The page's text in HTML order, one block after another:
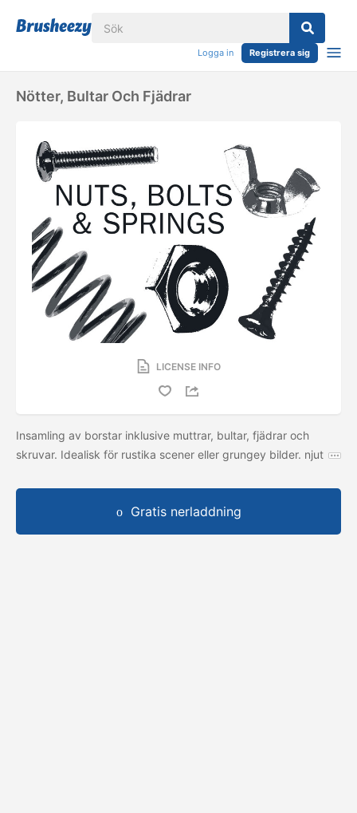
Logga in Registrera sig
Nötter, Bultar Och Fjädrar
LICENSE INFO
Insamling av borstar inklusive muttrar, bultar, fjädrar och
skruvar. Idealisk för rustika scener eller grungey bilder. njut
Gratis nerladdning